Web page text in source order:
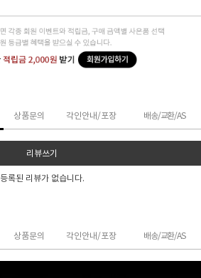
상품문의 각인안내/포장 배송/교환/AS
리뷰쓰기
등록된 리뷰가 없습니다.
상품문의 각인안내/포장 배송/교환/AS